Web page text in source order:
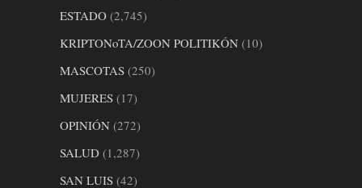
ESTADO (2,745)
KRIPTONoTA/ZOON POLITIKÓN (10)
MASCOTAS (250)
MUJERES (17)
OPINIÓN (272)
SALUD (1,287)
SAN LUIS (42)